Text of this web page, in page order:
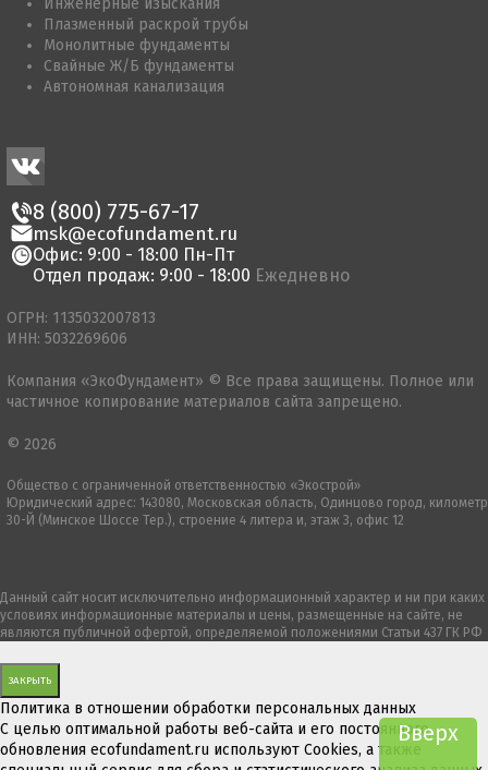
Плазменный раскрой трубы
Монолитные фундаменты
Свайные Ж/Б фундаменты
Автономная канализация
8 (800) 775-67-17
msk@ecofundament.ru
Офис: 9:00 - 18:00 Пн-Пт
Отдел продаж: 9:00 - 18:00 Ежедневно
Общество с ограниченной ответственностью «Экострой»
Юридический адрес: 143080, Московская область, Одинцово город, километр
30-Й (Минское Шоссе Тер.), строение 4 литера и, этаж 3, офис 12
ОГРН: 1135032007813
ИНН: 5032269606
Компания «ЭкоФундамент» © Все права защищены. Полное или
частичное копирование материалов сайта запрещено.
© 2026
Данный сайт носит исключительно информационный характер и ни при каких
условиях информационные материалы и цены, размещенные на сайте, не
являются публичной офертой, определяемой положениями Статьи 437 ГК РФ
Вверх
ЗАКРЫТЬ
Политика в отношении обработки персональных данных
С целью оптимальной работы веб-сайта и его постоянного
обновления ecofundament.ru используют Cookies, а также